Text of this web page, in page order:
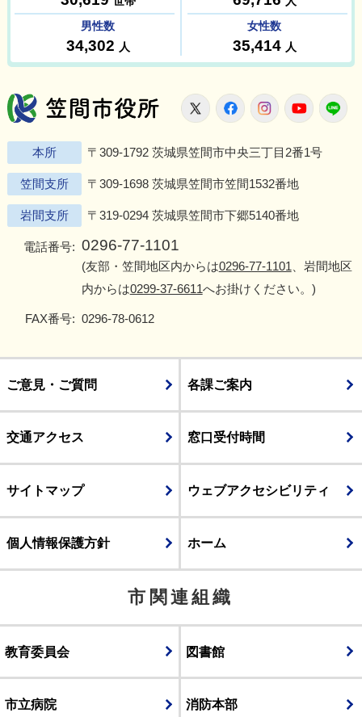
笠間市役所
X FacebookInstagram
本所 〒309-1792 茨城県笠間市中央三丁目2番1号
笠間支所 〒309-1698 茨城県笠間市笠間1532番地
岩間支所 〒319-0294 茨城県笠間市下郷5140番地
電話番号: 0296-77-1101
(友部・笠間地区内からは0296-77-1101 、岩間地区
内からは0299-37-6611へお掛けください。)
FAX番号: 0296-78-0612
ご意見・ご質問 各課ご案内
交通アクセス 窓口受付時間
サイトマップ ウェブアクセシビリティ
個人情報保護方針 ホーム
市関連組織
教育委員会 図書館
市立病院 消防本部